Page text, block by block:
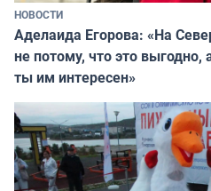
НОВОСТИ
Аделаида Егорова: «На
не потому, что это выгодно,
ты им интересен»